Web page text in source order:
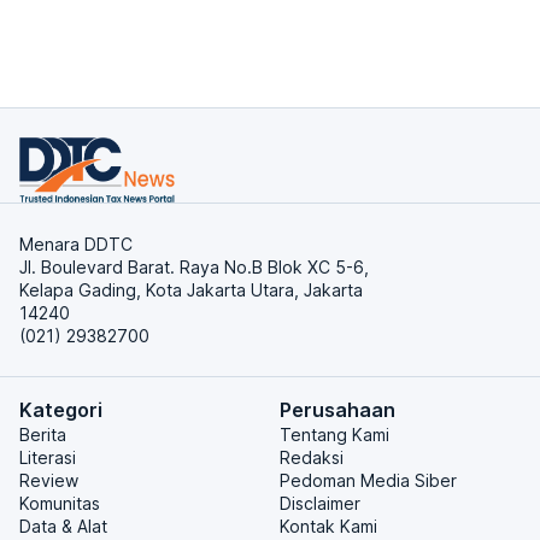
Menara DDTC
Jl. Boulevard Barat. Raya No.B Blok XC 5-6,
Kelapa Gading, Kota Jakarta Utara, Jakarta
14240
(021) 29382700
Kategori
Berita
Literasi
Review
Komunitas
Data & Alat
Perusahaan
Tentang Kami
Redaksi
Pedoman Media Siber
Disclaimer
Kontak Kami